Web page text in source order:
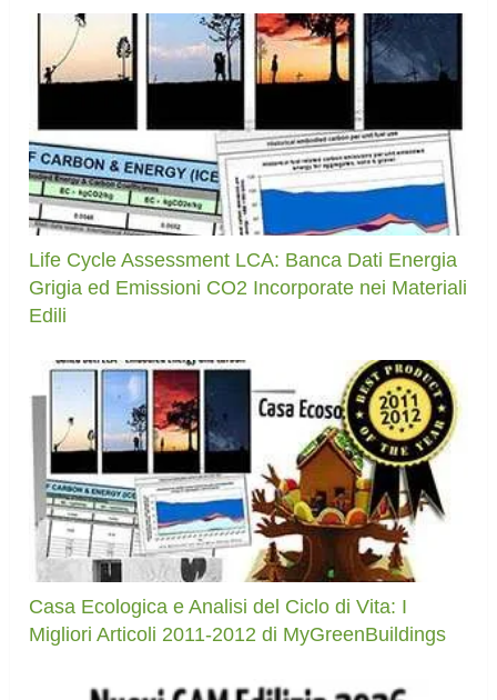
Life Cycle Assessment LCA: Banca Dati Energia
Grigia ed Emissioni CO2 Incorporate nei Materiali
Edili
Casa Ecologica e Analisi del Ciclo di Vita: I
Migliori Articoli 2011-2012 di MyGreenBuildings